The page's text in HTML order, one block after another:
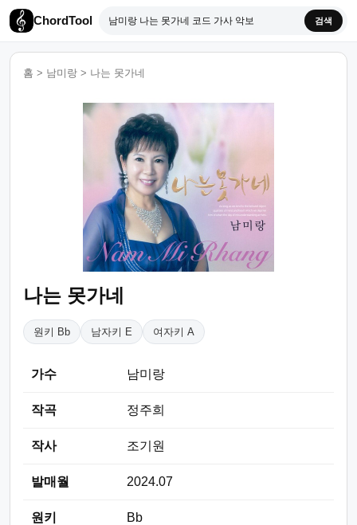
ChordTool 검색
홈 > 남미랑 > 나는 못가네
나는 못가네
원키 Bb 남자키 E 여자키 A
가수 남미랑
작곡 정주희
작사 조기원
발매월 2024.07
원키 Bb